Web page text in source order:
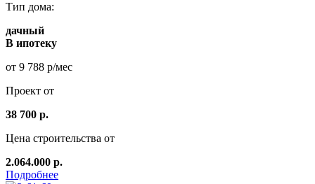
Тип дома:
дачный
В ипотеку
от 9 788 р/мес
Проект от
38 700 р.
Цена строительства от
2.064.000 р.
Подробнее